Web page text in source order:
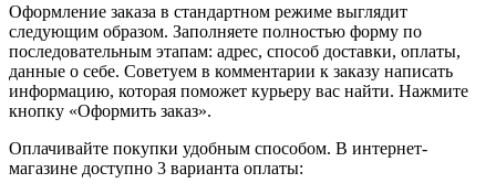
Оформление заказа в стандартном режиме выглядит
следующим образом. Заполняете полностью форму по
последовательным этапам: адрес, способ доставки, оплаты,
данные о себе. Советуем в комментарии к заказу написать
информацию, которая поможет курьеру вас найти. Нажмите
кнопку «Оформить заказ».
Оплачивайте покупки удобным способом. В интернет-
магазине доступно 3 варианта оплаты: